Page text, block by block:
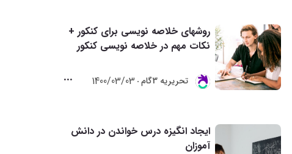
روشهای خلاصه نویسی برای کنکور +
نکات مهم در خلاصه نویسی کنکور
تحريريه 3گام 1400/03/03
ایجاد انگیزه درس خواندن در دانش
آموزان